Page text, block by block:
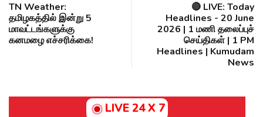
TN Weather:
தமிழகத்தில் இன்று 5
மாவட்டங்களுக்கு
கனமழை எச்சரிக்கை!
🔴 LIVE: Today
Headlines - 20 June
2026 | 1 மணி தலைப்புச்
செய்திகள் | 1 PM
Headlines | Kumudam
News
LIVE 24 X 7